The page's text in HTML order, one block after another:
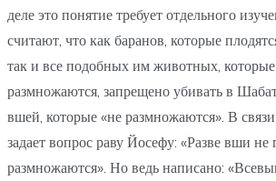
деле это понятие требует отдельного
считают, что как баранов, которые
так и все подобных им животных, которые
размножаются, запрещено убивать в
вшей, которые «не размножаются». В
задает вопрос раву Йосефу: «Разве вши не
размножаются». Но ведь написано: